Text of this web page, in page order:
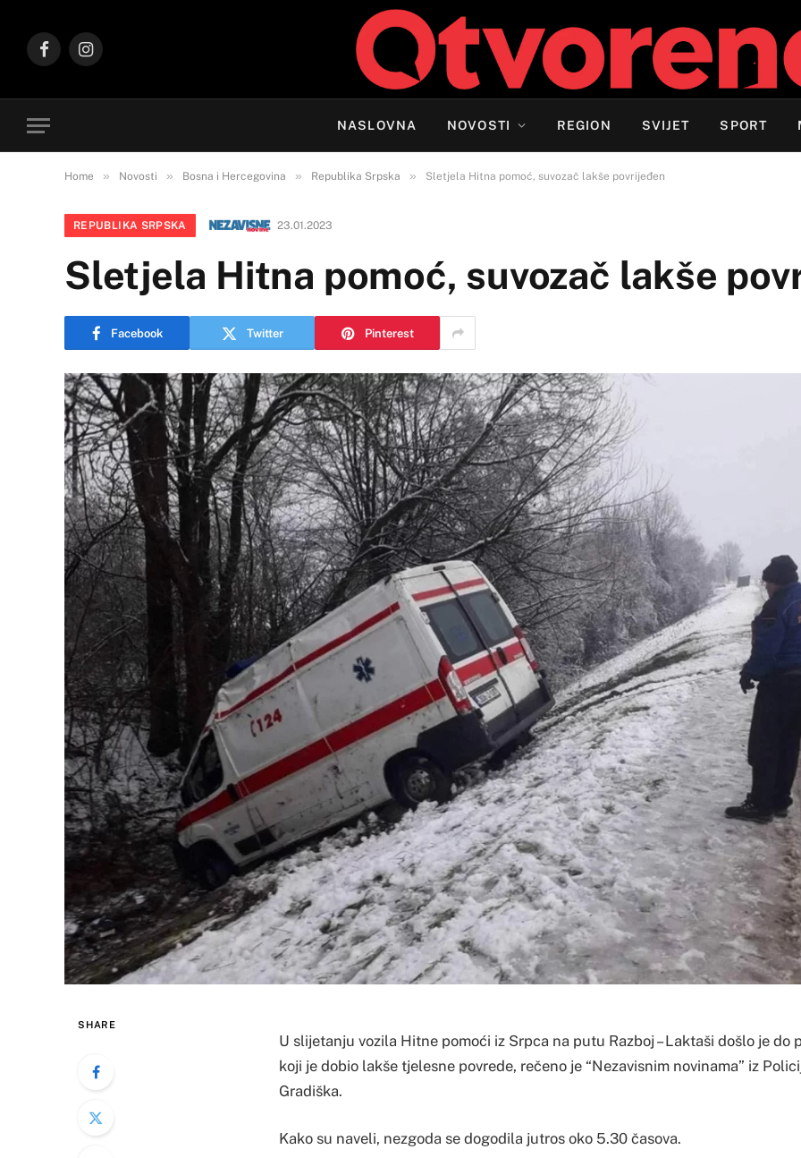
FacebookInstagram
NASLOVNA NOVOSTI REGION SVIJET SPORT
Home » Novosti » Bosna i Hercegovina » Republika Srpska » Sletjela Hitna pomoć, suvozač lakše povrijeđen
REPUBLIKA SRPSKA 23.01.2023
Sletjela Hitna pomoć, suvozač lakše
Facebook Twitter Pinterest
SHARE
U slijetanju vozila Hitne pomoći iz Srpca na putu Razboj – Laktaši došlo je do
koji je dobio lakše tjelesne povrede, rečeno je “Nezavisnim novinama” iz
Gradiška.
Kako su naveli, nezgoda se dogodila jutros oko 5.30 časova.